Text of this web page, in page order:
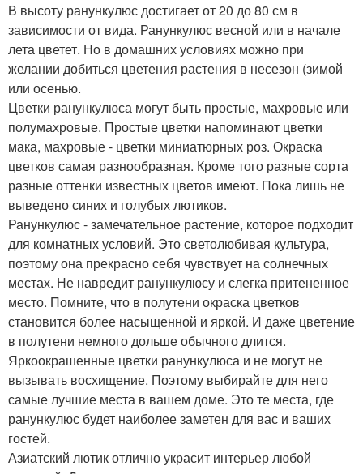
В высоту ранункулюс достигает от 20 до 80 см в
зависимости от вида. Ранункулюс весной или в начале
лета цветет. Но в домашних условиях можно при
желании добиться цветения растения в несезон (зимой
или осенью.
Цветки ранункулюса могут быть простые, махровые или
полумахровые. Простые цветки напоминают цветки
мака, махровые - цветки миниатюрных роз. Окраска
цветков самая разнообразная. Кроме того разные сорта
разные оттенки известных цветов имеют. Пока лишь не
выведено синих и голубых лютиков.
Ранункулюс - замечательное растение, которое подходит
для комнатных условий. Это светолюбивая культура,
поэтому она прекрасно себя чувствует на солнечных
местах. Не навредит ранункулюсу и слегка притененное
место. Помните, что в полутени окраска цветков
становится более насыщенной и яркой. И даже цветение
в полутени немного дольше обычного длится.
Яркоокрашенные цветки ранункулюса и не могут не
вызывать восхищение. Поэтому выбирайте для него
самые лучшие места в вашем доме. Это те места, где
ранункулюс будет наиболее заметен для вас и ваших
гостей.
Азиатский лютик отлично украсит интерьер любой